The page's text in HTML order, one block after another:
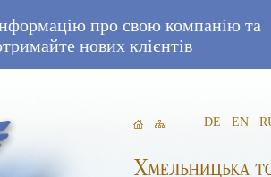
про свою компанію та
нових клієнтів
DE EN